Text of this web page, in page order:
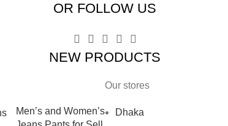
OR FOLLOW US
NEW PRODUCTS
Men’s and Women’s
Our stores
Dhaka